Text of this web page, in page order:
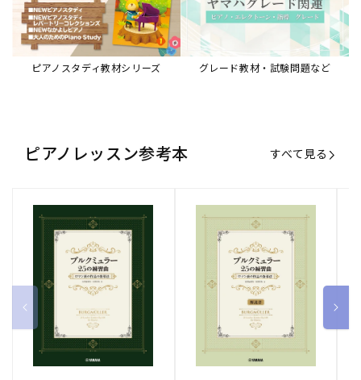
ピアノスタディ教材シリーズ グレード教材・試験問題など
ピアノレッスン参考本 すべて見る